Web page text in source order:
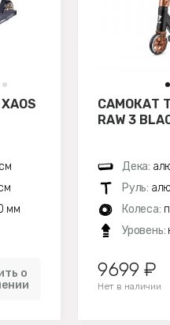
мм
о
САМОКАТ
RAW 3
Дека:
Руль:
Колеса:
Уровень:
9699 ₽
Нет в наличии